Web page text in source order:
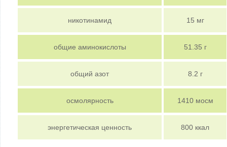
никотинамид 15 мг
общие аминокислоты 51.35 г
общий азот 8.2 г
осмолярность 1410 мосм
энергетическая ценность 800 ккал